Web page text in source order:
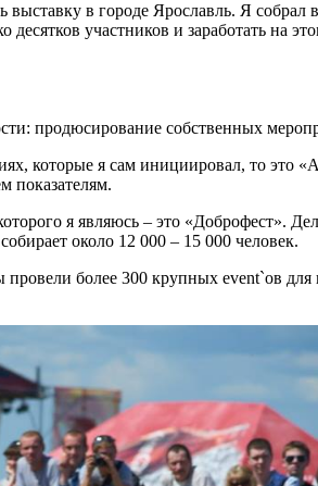
выставку в городе Ярославль. Я
десятков участников и заработать на
продюсирование собственных
которые я сам инициировал, то
показателям.
я являюсь – это «Доброфест».
около 12 000 – 15 000 человек.
провели более 300 крупных event`ов